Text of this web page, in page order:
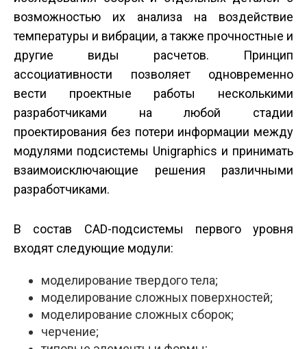
возможностью их анализа на воздействие
температуры и вибрации, а также прочностные и
другие виды расчетов. Принцип
ассоциативности позволяет одновременно
вести проектные работы несколькими
разработчиками на любой стадии
проектирования без потери информации между
модулями подсистемы Unigraphics и принимать
взаимоисключающие решения различными
разработчиками.
В состав CAD-подсистемы первого уровня
входят следующие модули:
моделирование твердого тела;
моделирование сложных поверхностей;
моделирование сложных сборок;
черчение;